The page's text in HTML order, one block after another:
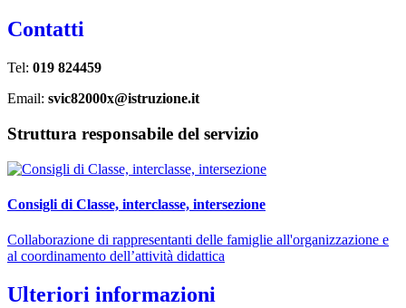
Contatti
Tel: 019 824459
Email: svic82000x@istruzione.it
Struttura responsabile del servizio
Consigli di Classe, interclasse, intersezione
Collaborazione di rappresentanti delle famiglie all'organizzazione e
al coordinamento dell’attività didattica
Ulteriori informazioni